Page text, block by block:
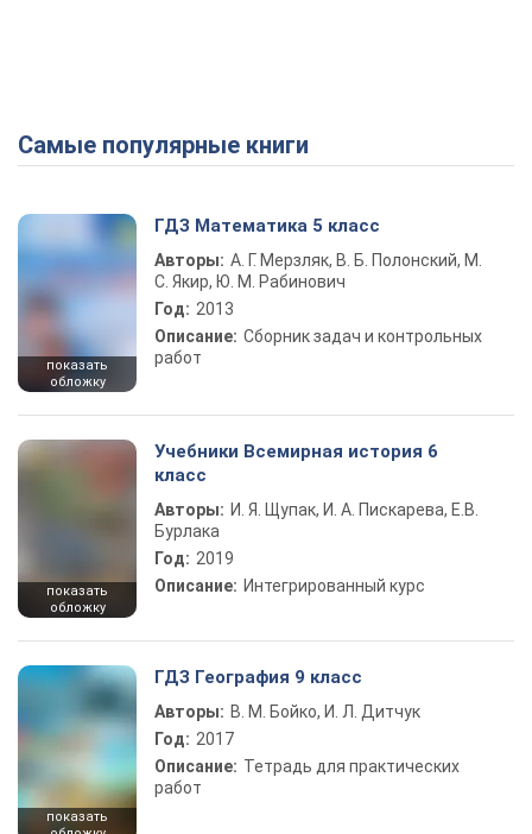
Самые популярные книги
показать
обложку
ГДЗ Математика 5 класс
Авторы: А. Г. Мерзляк, В. Б. Полонский, М.
С. Якир, Ю. М. Рабинович
Год: 2013
Описание: Сборник задач и контрольных
работ
показать
обложку
Учебники Всемирная история 6
класс
Авторы: И. Я. Щупак, И. А. Пискарева, Е.В.
Бурлака
Год: 2019
Описание: Интегрированный курс
показать
ГДЗ География 9 класс
Авторы: В. М. Бойко, И. Л. Дитчук
Год: 2017
Описание: Тетрадь для практических
работ